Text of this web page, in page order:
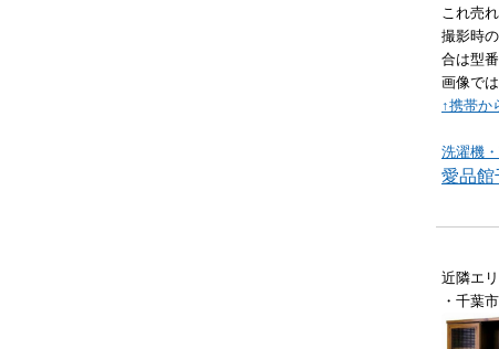
これ売
撮影時
合は型
画像で
↑携帯か
洗濯機
愛品館
近隣エ
・千葉